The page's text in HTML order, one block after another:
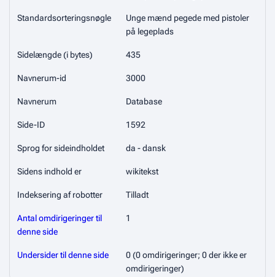
Standardsorteringsnøgle
Unge mænd pegede med pistoler
på legeplads
Sidelængde (i bytes) 435
Navnerum-id 3000
Navnerum Database
Side-ID 1592
Sprog for sideindholdet da - dansk
Sidens indhold er wikitekst
Indeksering af robotter Tilladt
Antal omdirigeringer til
denne side
1
Undersider til denne side
0 (0 omdirigeringer; 0 der ikke er
omdirigeringer)